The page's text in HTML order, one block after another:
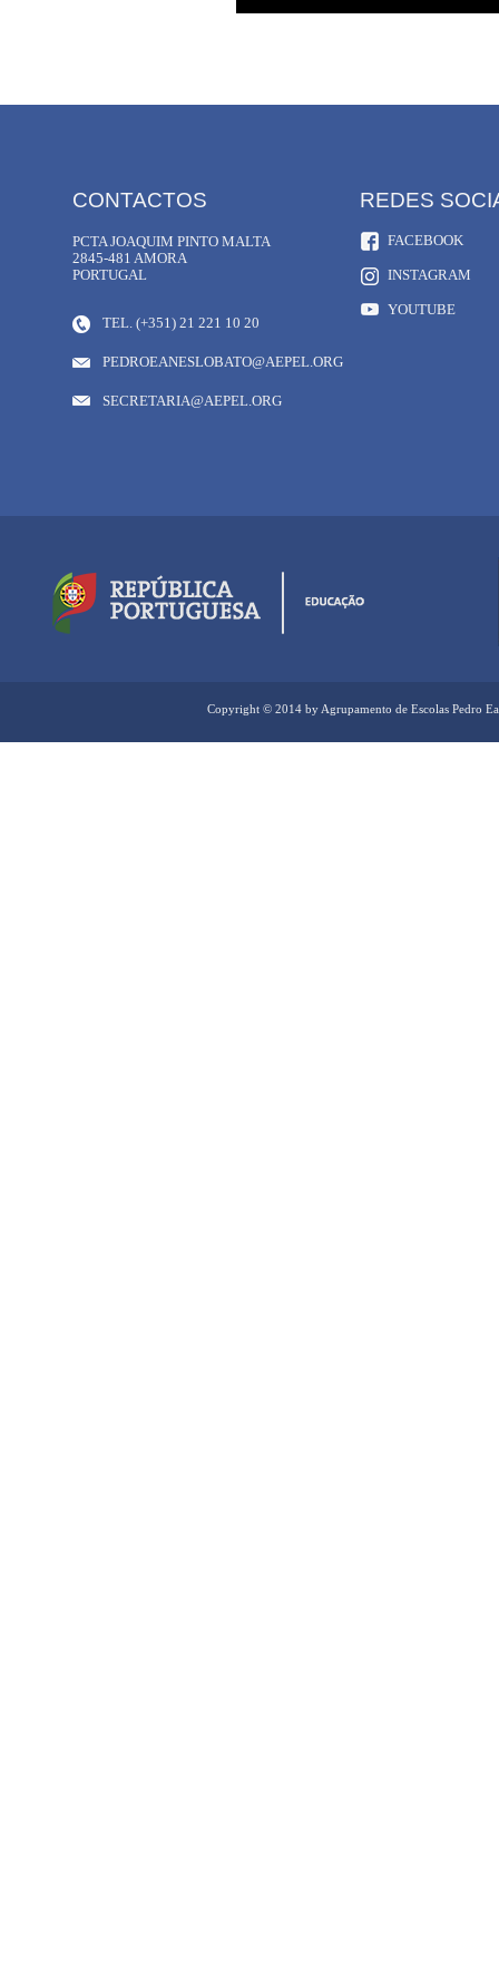
CONTACTOS
PCTA JOAQUIM PINTO MALTA
2845-481 AMORA
PORTUGAL
REDES
INSTAGRAM
PEDROEANESLOBATO@AEPEL.ORG
SECRETARIA@AEPEL.ORG
FACEBOOK
YOUTUBE
TEL. (+351) 21 221 10 20
Copyright © 2014 by Agrupamento de Escolas Pedro